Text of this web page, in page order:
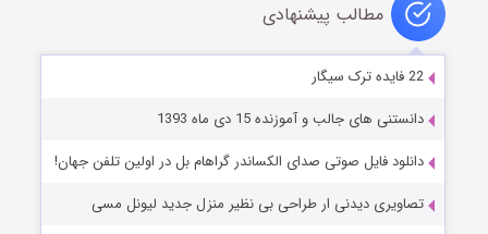
مطالب پیشنهادی
22 فایده ترک سیگار
دانستنی های جالب و آموزنده 15 دی ماه 1393
دانلود فایل صوتی صدای الکساندر گراهام بل در اولین تلفن جهان!
تصاویری دیدنی ار طراحی بی نظیر منزل جدید لیونل مسی